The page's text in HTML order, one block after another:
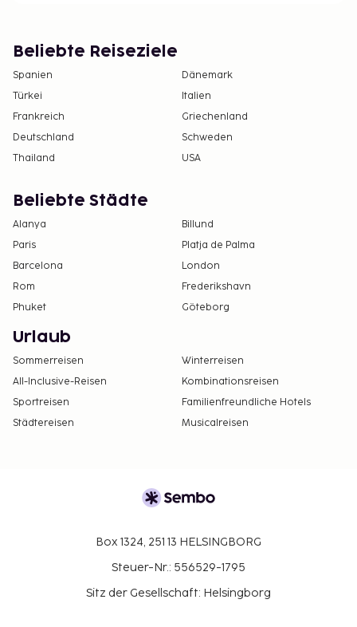
Beliebte Reiseziele
Spanien
Dänemark
Türkei
Italien
Frankreich
Griechenland
Deutschland
Schweden
Thailand
USA
Beliebte Städte
Alanya
Billund
Paris
Platja de Palma
Barcelona
London
Rom
Frederikshavn
Phuket
Göteborg
Urlaub
Sommerreisen
Winterreisen
All-Inclusive-Reisen
Kombinationsreisen
Sportreisen
Familienfreundliche Hotels
Städtereisen
Musicalreisen
Box 1324, 251 13 HELSINGBORG
Steuer-Nr.: 556529-1795
Sitz der Gesellschaft: Helsingborg